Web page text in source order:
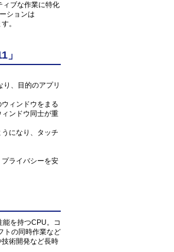
ィブな作業に特化
ションは
。
、目的のアプリ
ィンドウをまる
ンドウ同士が重
になり、タッチ
ライバシーを安
を持つCPU。コ
トの同時作業など
術開発など長時